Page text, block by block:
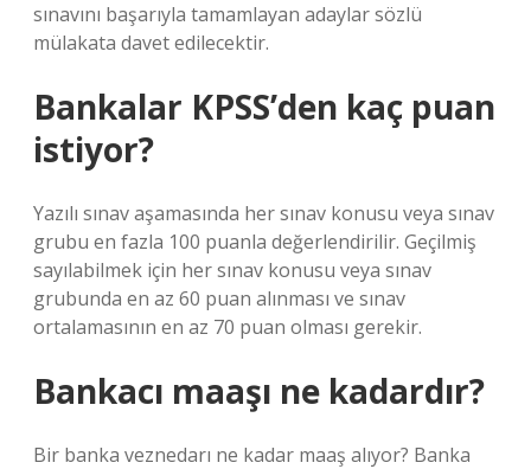
sınavını başarıyla tamamlayan adaylar sözlü
mülakata davet edilecektir.
Bankalar KPSS’den kaç puan
istiyor?
Yazılı sınav aşamasında her sınav konusu veya sınav
grubu en fazla 100 puanla değerlendirilir. Geçilmiş
sayılabilmek için her sınav konusu veya sınav
grubunda en az 60 puan alınması ve sınav
ortalamasının en az 70 puan olması gerekir.
Bankacı maaşı ne kadardır?
Bir banka veznedarı ne kadar maaş alıyor? Banka